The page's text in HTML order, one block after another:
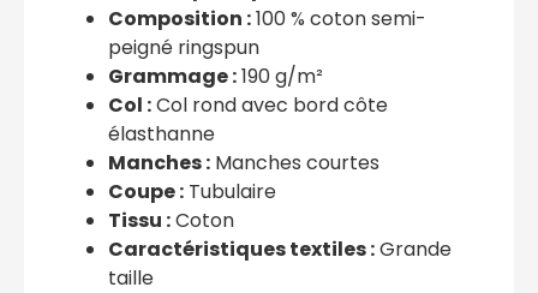
Composition :100 % coton semi-
peigné ringspun
Grammage :190 g/m²
Col :Col rond avec bord côte
élasthanne
Manches : Manches courtes
Coupe : Tubulaire
Tissu :Coton
Caractéristiques textiles :Grande
taille